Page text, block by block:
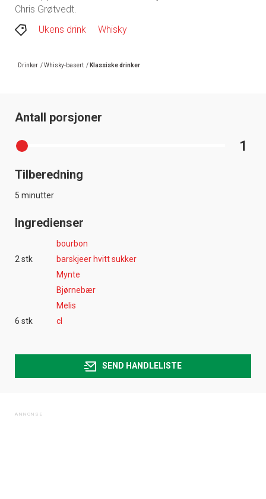
Chris Grøtvedt.
Ukens drink
Whisky
Drinker /Whisky-basert / Klassiske drinker
Antall porsjoner
1
Tilberedning
5 minutter
Ingredienser
bourbon
2 stk
barskjeer hvitt sukker
Mynte
Bjørnebær
Melis
6 stk
cl
SEND HANDLELISTE